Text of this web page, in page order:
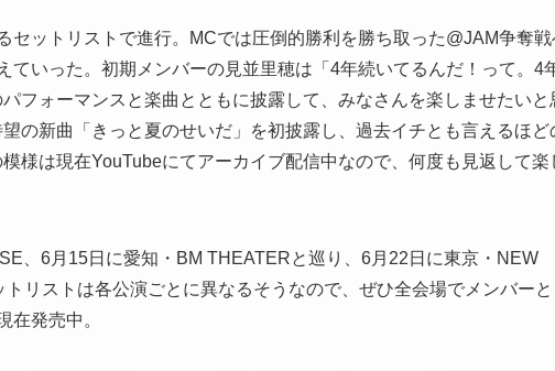
セットリストで進行。MCでは圧倒的勝利を勝ち取った@JAM争奪戦
ていった。初期メンバーの見並里穂は「4年続いてるんだ！って。4
フォーマンスと楽曲とともに披露して、みなさんを楽しませたいと
の新曲「きっと夏のせいだ」を初披露し、過去イチとも言えるほど
様は現在YouTubeにてアーカイブ配信中なので、何度も見返して楽
、6月15日に愛知・BM THEATERと巡り、6月22日に東京・NEW
リストは各公演ごとに異なるそうなので、ぜひ全会場でメンバーと
在発売中。